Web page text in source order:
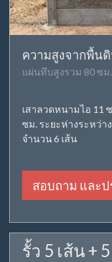
ความสูงจากพื้น
แผ่นทึบสูงรวม 80 ซม.
เสาลวดหนามไอ 11
ซม. ระยะห่างระหว่า
จำนวน 6 เส้น
สอบถาม และป
รั้ว 5 เส้น +